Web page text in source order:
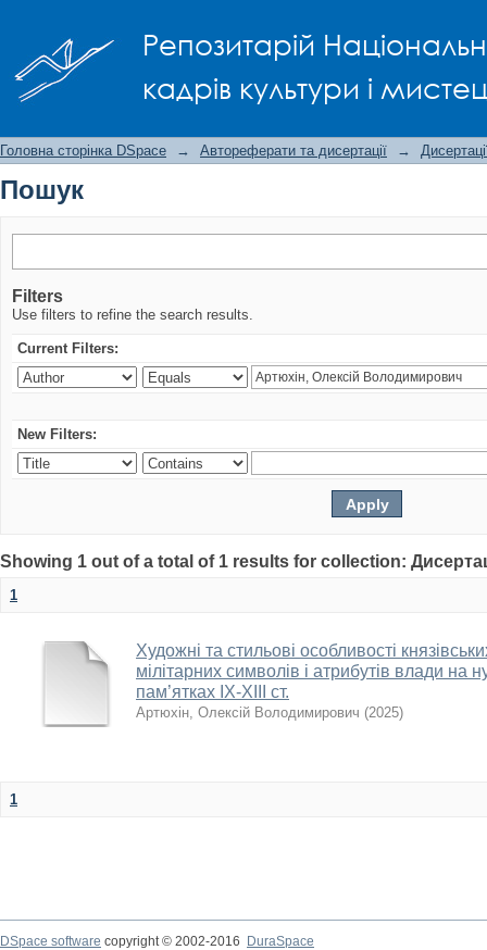
Репозитарій
кадрів культури і
Головна сторінка DSpace → Автореферати та дисертації →
Пошук
Filters
Use filters to refine the search results.
Current Filters:
New Filters:
Showing 1 out of a total of 1 results for collection:
1
Художні та стильові особливості
мілітарних символів і атрибутів влади на
пам’ятках ІХ-ХІІІ ст.
Артюхін, Олексій Володимирович (2025)
1
DSpace software copyright © 2002-2016
DuraSpace